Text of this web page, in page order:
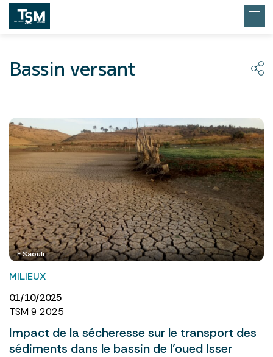
Bassin versant
F Saouli
MILIEUX
01/10/2025
TSM 9 2025
Impact de la sécheresse sur le transport des
sédiments dans le bassin de l’oued Isser